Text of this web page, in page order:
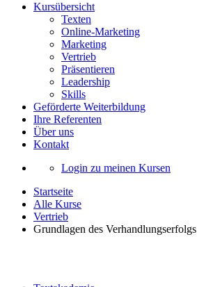
Kursübersicht
Texten
Online-Marketing
Marketing
Vertrieb
Präsentieren
Leadership
Skills
Geförderte Weiterbildung
Ihre Referenten
Über uns
Kontakt
Login zu meinen Kursen
Startseite
Alle Kurse
Vertrieb
Grundlagen des Verhandlungserfolgs